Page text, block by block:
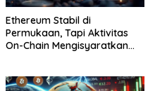
Ethereum Stabil di
Permukaan, Tapi Aktivitas
On-Chain Mengisyaratkan